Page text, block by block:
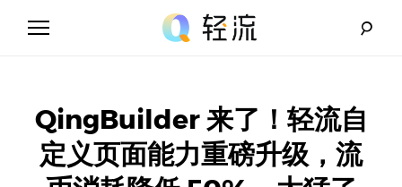
_
QingBuilder 来了！轻流自
定义页面能力重磅升级，流